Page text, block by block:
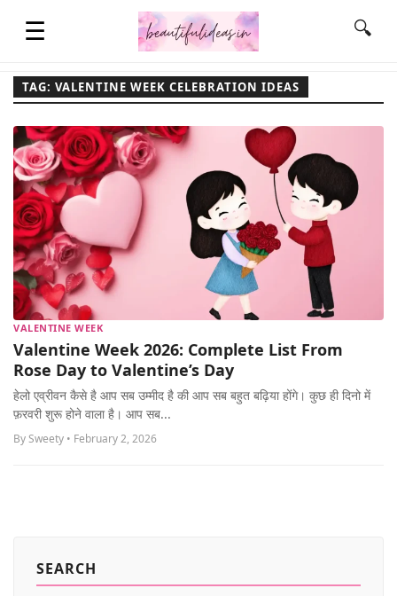
☰
QUOTES
LIFESTYLE
FASHION & STYLE
CONTACT NAME IDEAS
MORE
🔍
TAG: VALENTINE WEEK CELEBRATION IDEAS
VALENTINE WEEK
Valentine Week 2026: Complete List From
Rose Day to Valentine’s Day
हेलो एव्रीवन कैसे है आप सब उम्मीद है की आप सब बहुत बढ़िया होंगे। कुछ ही दिनो में
फ़रवरी शुरू होने वाला है। आप सब...
By Sweety • February 2, 2026
SEARCH